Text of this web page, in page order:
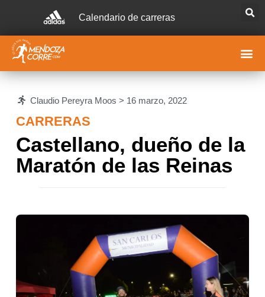
Calendario de carreras
Claudio Pereyra Moos > 16 marzo, 2022
CARRERAS
Castellano, dueño de la
Maratón de las Reinas